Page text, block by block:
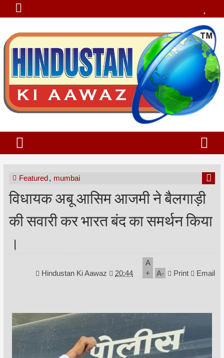
Featured, mumbai
विधायक अबू आसिम आजमी ने बैलगाड़ी
की सवारी कर भारत बंद का समर्थन किया
।
Hindustan Ki Aawaz 20:44
A
+
A- Print Email